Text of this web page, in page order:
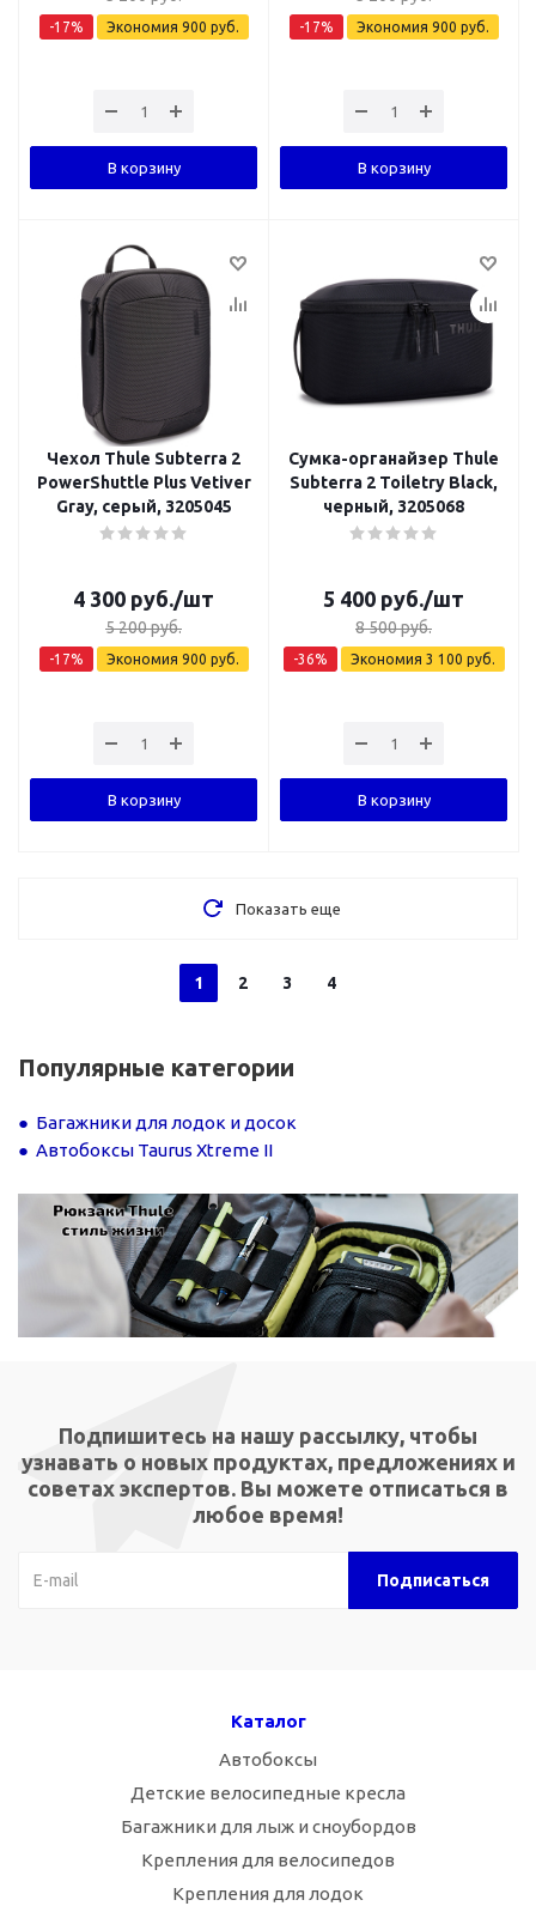
-17% Экономия 900 руб.
В корзину
-17% Экономия 900 руб.
В корзину
Чехол Thule Subterra 2
PowerShuttle Plus Vetiver
Gray, серый, 3205045
4 300 руб./шт
5 200руб.
-17% Экономия 900 руб.
В корзину
Сумка-органайзер Thule
Subterra 2 Toiletry Black,
черный, 3205068
5 400 руб./шт
8 500руб.
-36% Экономия 3 100 руб.
В корзину
Показать еще
1 2 3 4
Популярные категории
Багажники для лодок и досок
Автобоксы Taurus Xtreme II
Подпишитесь на нашу рассылку, чтобы
узнавать о новых продуктах, предложениях и
советах экспертов. Вы можете отписаться в
любое время!
Каталог
Автобоксы
Детские велосипедные кресла
Багажники для лыж и сноубордов
Крепления для велосипедов
Крепления для лодок